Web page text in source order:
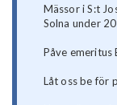
Mässor i S:t
Solna under
Påve emeritus
Låt oss be för